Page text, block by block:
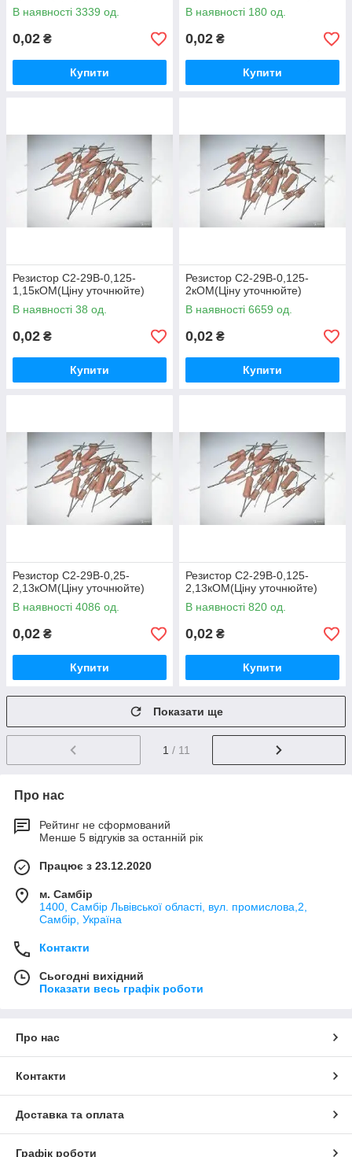
В наявності 3339 од.
0,02 ₴
Купити
В наявності 180 од.
0,02 ₴
Купити
Резистор С2-29В-0,125-
1,15кОМ(Ціну уточнюйте)
В наявності 38 од.
0,02 ₴
Купити
Резистор С2-29В-0,125-
2кОМ(Ціну уточнюйте)
В наявності 6659 од.
0,02 ₴
Купити
Резистор С2-29В-0,25-
2,13кОМ(Ціну уточнюйте)
В наявності 4086 од.
0,02 ₴
Купити
Резистор С2-29В-0,125-
2,13кОМ(Ціну уточнюйте)
В наявності 820 од.
0,02 ₴
Купити
Показати ще
1 / 11
Про нас
Рейтинг не сформований
Менше 5 відгуків за останній рік
Працює з 23.12.2020
м. Самбір
1400, Самбір Львівської області, вул. промислова,2,
Самбір, Україна
Контакти
Сьогодні вихідний
Показати весь графік роботи
Про нас
Контакти
Доставка та оплата
Графік роботи